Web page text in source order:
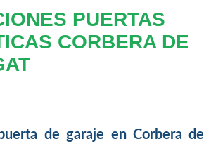
PUERTAS
CORBERA DE
de garaje en Corbera de